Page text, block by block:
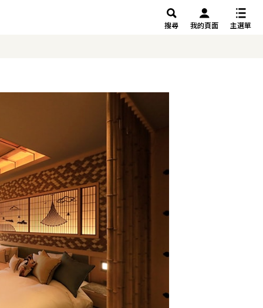
搜尋 我的頁面 主選單